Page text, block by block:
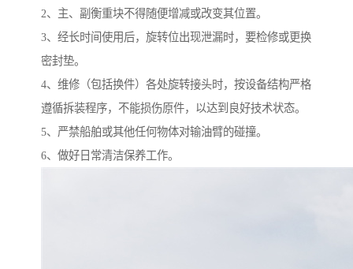
2、主、副衡重块不得随便增减或改变其位置。
3、经长时间使用后，旋转位出现泄漏时，要检修或更换
密封垫。
4、维修（包括换件）各处旋转接头时，按设备结构严格
遵循拆装程序，不能损伤原件，以达到良好技术状态。
5、严禁船舶或其他任何物体对输油臂的碰撞。
6、做好日常清洁保养工作。